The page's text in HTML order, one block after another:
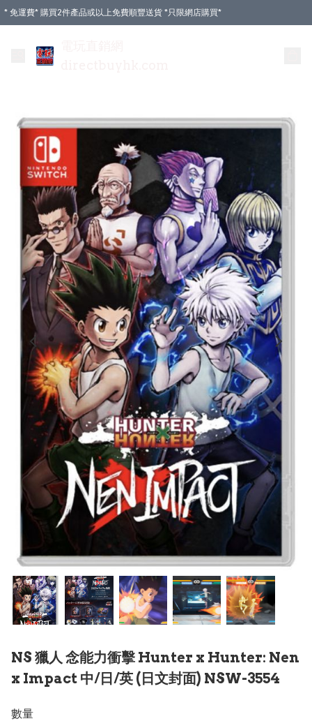
* 免運費* 購買2件產品或以上免費順豐送貨 *只限網店購買*
NS 獵人 念能力衝擊 Hunter x Hunter: Nen
x Impact 中/日/英 (日文封面) NSW-3554
數量